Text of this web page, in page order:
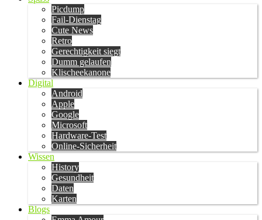
Picdump
Fail-Dienstag
Cute News
Retro
Gerechtigkeit siegt
Dumm gelaufen
Klischeekanone
Digital
Android
Apple
Google
Microsoft
Hardware-Test
Online-Sicherheit
Wissen
History
Gesundheit
Daten
Karten
Blogs